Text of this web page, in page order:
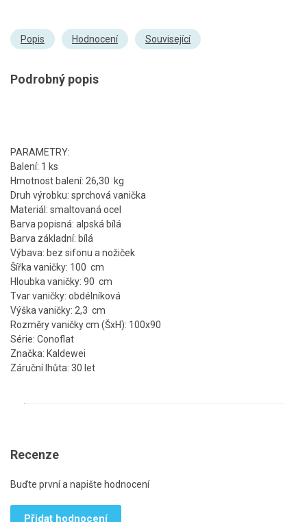
Popis Hodnocení Související
Podrobný popis
PARAMETRY:
Balení: 1 ks
Hmotnost balení: 26,30 kg
Druh výrobku: sprchová vanička
Materiál: smaltovaná ocel
Barva popisná: alpská bílá
Barva základní: bílá
Výbava: bez sifonu a nožiček
Šířka vaničky: 100 cm
Hloubka vaničky: 90 cm
Tvar vaničky: obdélníková
Výška vaničky: 2,3 cm
Rozměry vaničky cm (ŠxH): 100x90
Série: Conoflat
Značka: Kaldewei
Záruční lhůta: 30 let
Recenze
Buďte první a napište hodnocení
Přidat hodnocení